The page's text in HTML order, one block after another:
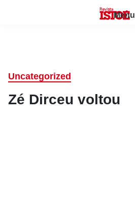
Menu
Uncategorized
Zé Dirceu voltou